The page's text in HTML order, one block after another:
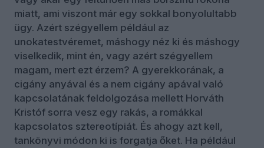
miatt, ami viszont már egy sokkal bonyolultabb
ügy. Azért szégyellem például az
unokatestvéremet, máshogy néz ki és máshogy
viselkedik, mint én, vagy azért szégyellem
magam, mert ezt érzem? A gyerekkorának, a
cigány anyával és a nem cigány apával való
kapcsolatának feldolgozása mellett Horváth
Kristóf sorra vesz egy rakás, a romákkal
kapcsolatos sztereotípiát. És ahogy azt kell,
tankönyvi módon ki is forgatja őket. Ha például